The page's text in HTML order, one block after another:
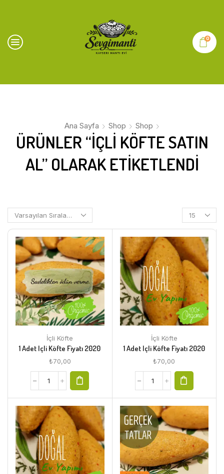
0
Ana Sayfa Shop Shop
ÜRÜNLER “IÇLI KÖFTE SATIN
AL” OLARAK ETIKETLENDI
İçli Köfte
1 Adet Içli Köfte Fiyatı 2020
₺70,00
İçli Köfte
1 Adet Içli Köfte Fiyatı 2020
₺70,00